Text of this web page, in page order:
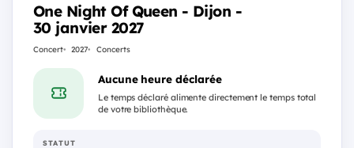
One Night Of Queen - Dijon -
30 janvier 2027
Concert 2027 Concerts
Aucune heure déclarée
Le temps déclaré alimente directement le temps total
de votre bibliothèque.
STATUT